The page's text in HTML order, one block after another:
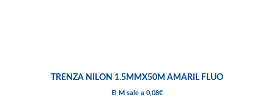
TRENZA NILON 1.5MMX50M AMARIL FLUO
El M sale a 0,08€